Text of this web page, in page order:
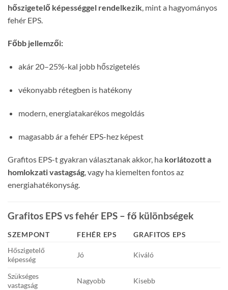
hőszigetelő képességgel rendelkezik , mint a hagyományos
fehér EPS.
Főbb jellemzői:
akár 20–25%-kal jobb hőszigetelés
vékonyabb rétegben is hatékony
modern, energiatakarékos megoldás
magasabb ár a fehér EPS-hez képest
Grafitos EPS-t gyakran választanak akkor, ha korlátozott a
homlokzati vastagság, vagy ha kiemelten fontos az
energiahatékonyság.
Grafitos EPS vs fehér EPS – fő különbségek
SZEMPONT FEHÉR EPS
GRAFITOS EPS
Hőszigetelő
képesség
Jó Kiváló
Szükséges
vastagság
Nagyobb Kisebb